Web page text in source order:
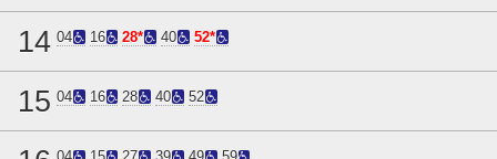
14 04 16 28* 40 52*
15 04 16 28 40 52